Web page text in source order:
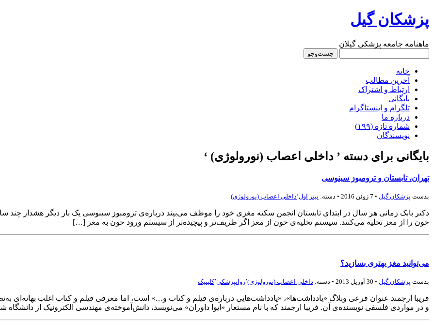
پزشکان گیل
ماهنامه جامعه پزشکی گیلان
خانه
آخرین مطالب
ارتباط و اشتراک
بایگانی
تلگرام و اینستاگرام
درباره‌ ما
شماره‌‌ تازه (۱۹۹)
نویسندگان
بایگانی برای دسته ’ داخلی اعصاب (نورولوژی) ‘
تهران، تابستان و ترومبوز سینوسی
بدست پزشكان گيل • 7 ژوئن 2016 • دسته: تیتر اول٬داخلی اعصاب (نورولوژی)
دکتر بابک زمانی هر سال در ابتدای تابستان انجمن سکته مغزی خود را موظف می‌بیند درباره‌ی ترومبوز سینوسی یک بار دیگر هشدار چند
خون را از مغز تخلیه می‌کنند. سیستم تخلیه‌ی خون از مغز اگر ظریف‌تر و پیچیده‌تر از سیستم ورود خون به مغز […]
می‌توانید مغز بهتری بسازید؟
بدست پزشكان گيل • 30 آوریل 2013 • دسته: داخلی اعصاب (نورولوژی)٬روانپزشکی٬کلینیک
فریبا ارجمند عنوان فرعی وبلاگ «یادداشت‌ها»، «یادداشت‌هایی درباره‌ی فیلم و کتاب و…» است، اما معرفی فیلم و کتاب اغلب بهانه‌ای
و در مواردی فلسفی نویسنده‌ی آن. فریبا ارجمند که با نام مستعار «ایوا داوران» می‌نویسد، دانش‌آموخته‌ی مهندسی الکترونیک از